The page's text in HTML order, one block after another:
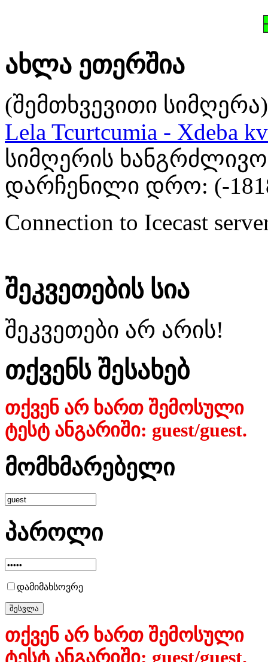
ახლა ეთერშია
(შემთხვევითი სიმღერა)
Lela Tcurtcumia - Xdeba
სიმღერის
დარჩენილი დრო: (-
Connection to Icecast
შეკვეთების სია
შეკვეთები არ არის!
თქვენს შესახებ
თქვენ არ ხართ შემოსული
ტესტ ანგარიში: guest/guest.
მომხმარებელი
პაროლი
დამიმახსოვრე
თქვენ არ ხართ შემოსული
ტესტ ანგარიში: guest/guest.